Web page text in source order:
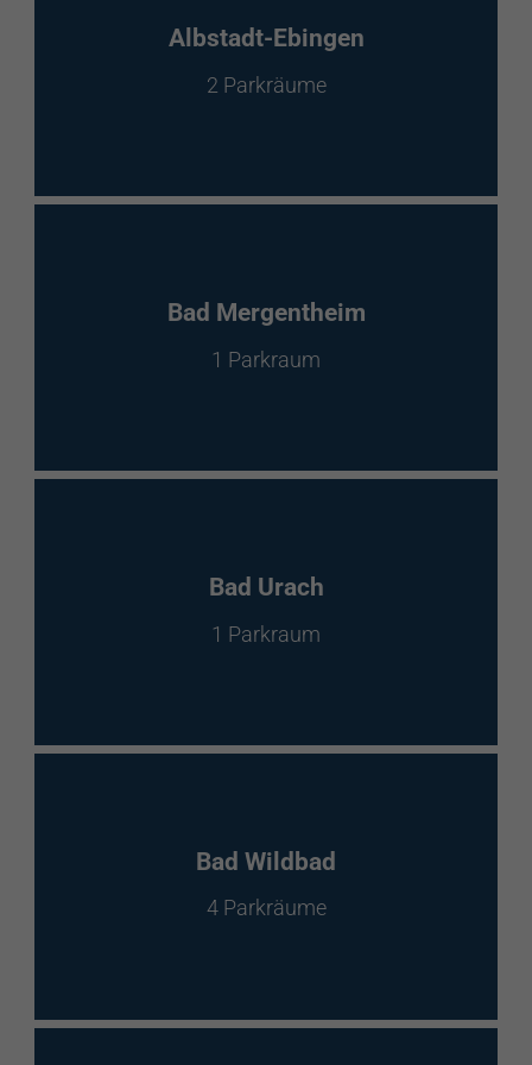
EnBW Mobility
Spontanladen
Albstadt-Ebingen
2 Parkräume
Bad Mergentheim
1 Parkraum
Bad Urach
1 Parkraum
Bad Wildbad
4 Parkräume